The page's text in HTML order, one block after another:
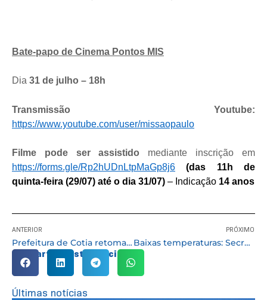
Bate-papo de Cinema Pontos MIS
Dia 31 de julho – 18h
Transmissão Youtube:
https://www.youtube.com/user/missaopaulo
Filme pode ser assistido mediante inscrição em
https://forms.gle/Rp2hUDnLtpMaGp8j6
(das 11h de
quinta-feira (29/07) até o dia 31/07) – Indicação 14 anos
ANTERIOR
Prefeitura de Cotia retoma Campanha de Castração de Cães e Gatos
PRÓXIMO
Baixas temperaturas: Secretarias fazem ação conjunta em prol da população em situação de rua
Compartilhe esta notícia:
Últimas notícias